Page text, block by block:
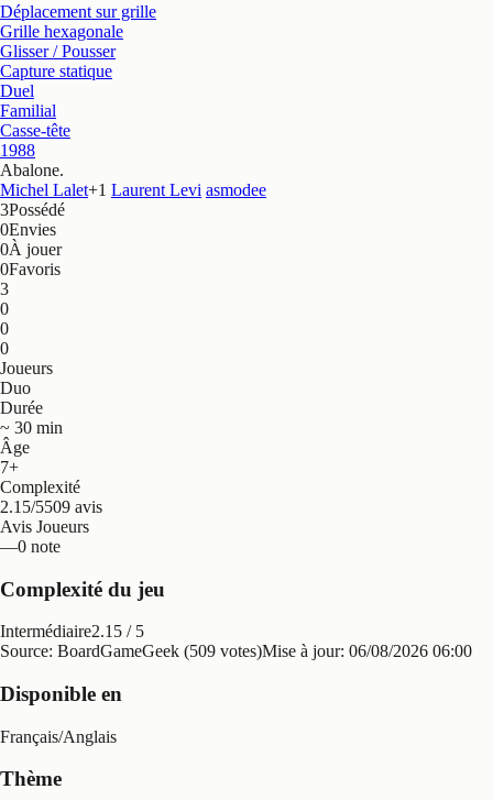
Déplacement sur grille
Grille hexagonale
Glisser / Pousser
Capture statique
Duel
Familial
Casse-tête
1988
Abalone.
Michel Lalet+1 Laurent Levi asmodee
3Possédé
0Envies
0À jouer
0Favoris
3
0
0
0
Joueurs
Duo
Durée
~ 30 min
Âge
7+
Complexité
2.15/5509 avis
Avis Joueurs
—0 note
Complexité du jeu
Intermédiaire2.15 / 5
Source: BoardGameGeek (509 votes)Mise à jour: 06/08/2026 06:00
Disponible en
Français/Anglais
Thème